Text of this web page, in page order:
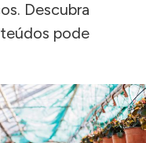
Descubra
pode